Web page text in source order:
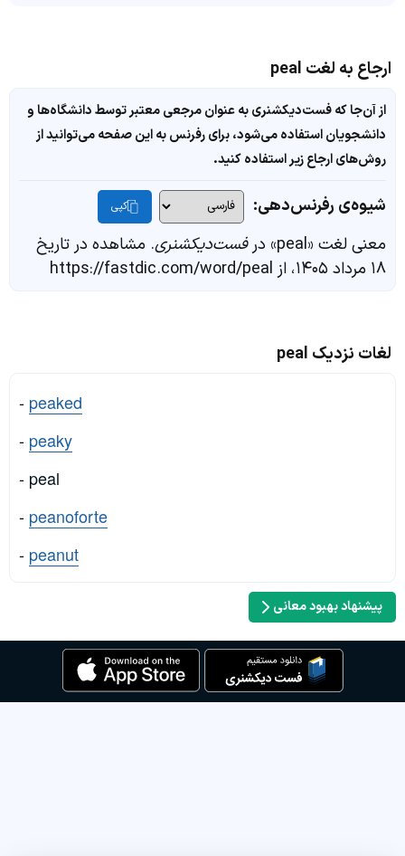
ارجاع به لغت peal
از آن‌جا که فست‌دیکشنری به عنوان مرجعی معتبر توسط دانشگاه‌ها و
دانشجویان استفاده می‌شود، برای رفرنس به این صفحه می‌توانید از
روش‌های ارجاع زیر استفاده کنید.
شیوه‌ی رفرنس‌دهی: کپی
معنی لغت «peal» در فست‌دیکشنری. مشاهده در تاریخ
۱۸ مرداد ۱۴۰۵، از https://fastdic.com/word/peal
لغات نزدیک peal
- peaked
- peaky
- peal
- peanoforte
- peanut
پیشنهاد بهبود معانی